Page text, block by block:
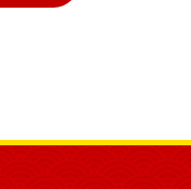
bố mẹ tuổi gì? Hợp